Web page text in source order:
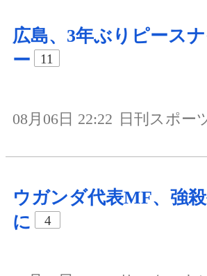
広島、3年ぶりピース
ー
11
08月06日 22:22 日刊スポー
ウガンダ代表MF、強
に
4